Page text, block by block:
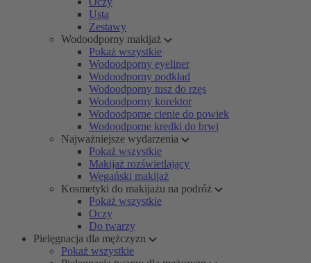
Usta
Zestawy
Wodoodporny makijaż
Pokaż wszystkie
Wodoodporny eyeliner
Wodoodporny podkład
Wodoodporny tusz do rzęs
Wodoodporny korektor
Wodoodporne cienie do powiek
Wodoodporne kredki do brwi
Najważniejsze wydarzenia
Pokaż wszystkie
Makijaż rozświetlający
Wegański makijaż
Kosmetyki do makijażu na podróż
Pokaż wszystkie
Oczy
Do twarzy
Pielęgnacja dla mężczyzn
Pokaż wszystkie